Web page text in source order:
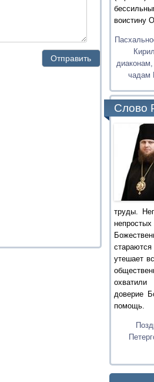
воистину
чадам
Слово
труды.
утешает
доверие
помощь.